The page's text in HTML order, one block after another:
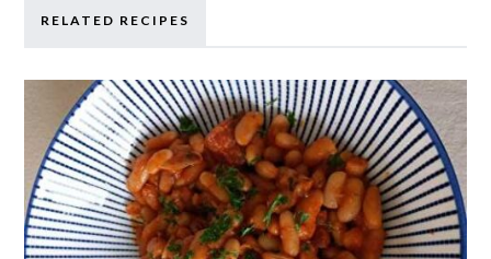
RELATED RECIPES